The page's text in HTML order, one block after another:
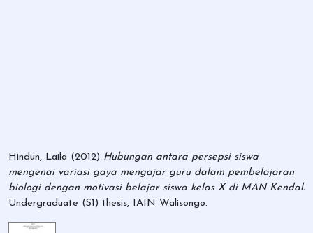
Hindun, Laila (2012) Hubungan antara persepsi siswa
mengenai variasi gaya mengajar guru dalam pembelajaran
biologi dengan motivasi belajar siswa kelas X di MAN Kendal.
Undergraduate (S1) thesis, IAIN Walisongo.